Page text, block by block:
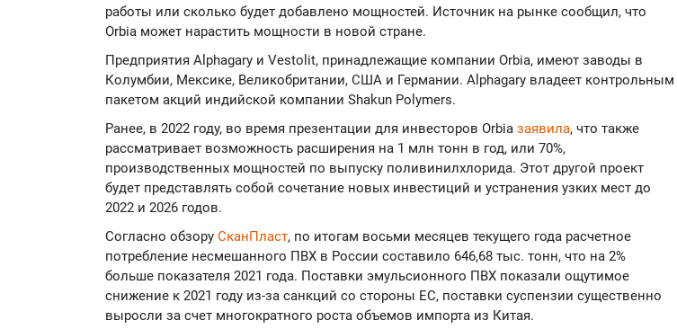
работы или сколько будет добавлено мощностей. Источник на рынке сообщил, что
Orbia может нарастить мощности в новой стране.
Предприятия Alphagary и Vestolit, принадлежащие компании Orbia, имеют заводы в
Колумбии, Мексике, Великобритании, США и Германии. Alphagary владеет контрольным
пакетом акций индийской компании Shakun Polymers.
Ранее, в 2022 году, во время презентации для инвесторов Orbia заявила, что также
рассматривает возможность расширения на 1 млн тонн в год, или 70%,
производственных мощностей по выпуску поливинилхлорида. Этот другой проект
будет представлять собой сочетание новых инвестиций и устранения узких мест до
2022 и 2026 годов.
Согласно обзору СканПласт, по итогам восьми месяцев текущего года расчетное
потребление несмешанного ПВХ в России составило 646,68 тыс. тонн, что на 2%
больше показателя 2021 года. Поставки эмульсионного ПВХ показали ощутимое
снижение к 2021 году из-за санкций со стороны ЕС, поставки суспензии существенно
выросли за счет многократного роста объемов импорта из Китая.